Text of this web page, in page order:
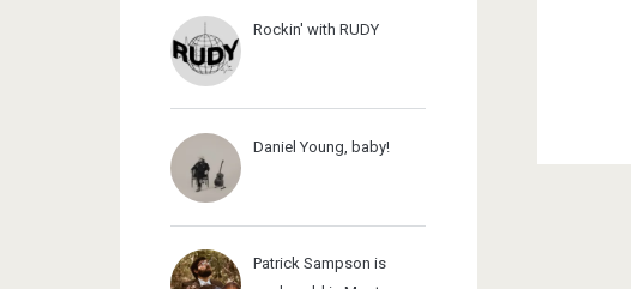
Rockin' with RUDY
Daniel Young, baby!
Patrick Sampson is